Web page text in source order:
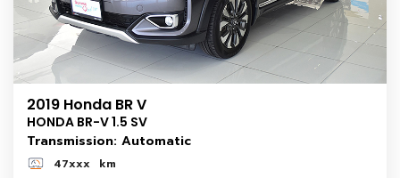
2019 Honda BR V
HONDA BR-V 1.5 SV
Transmission: Automatic
47xxx km